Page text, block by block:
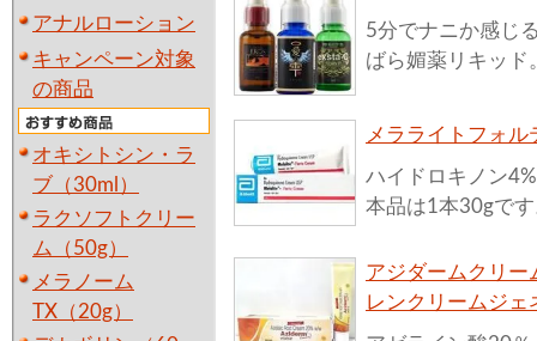
アナルローション
キャンペーン対象
の商品
オキシトシン・ラ
ブ（30ml）
ラクソフトクリー
ム（50g）
メラノーム
TX（20g）
5分でナニか感じ
ばら媚薬リキッド
メラライトフォ
ハイドロキノン
本品は1本30gで
アジダームクリ
レンクリームジェ